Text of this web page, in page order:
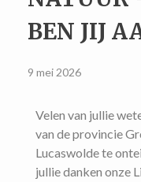
BEN JIJ
9 mei 2026
Velen van jullie
van de provincie
Lucaswolde te
jullie danken onze